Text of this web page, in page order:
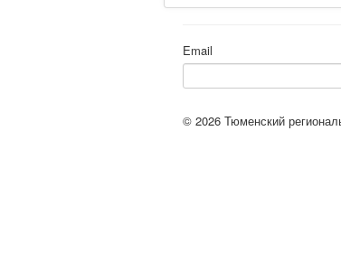
Email
© 2026 Тюменский